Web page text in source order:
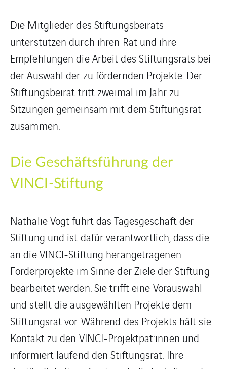
Die Mitglieder des Stiftungsbeirats
unterstützen durch ihren Rat und ihre
Empfehlungen die Arbeit des Stiftungsrats bei
der Auswahl der zu fördernden Projekte. Der
Stiftungsbeirat tritt zweimal im Jahr zu
Sitzungen gemeinsam mit dem Stiftungsrat
zusammen.
Die Geschäftsführung der
VINCI-Stiftung
Nathalie Vogt führt das Tagesgeschäft der
Stiftung und ist dafür verantwortlich, dass die
an die VINCI-Stiftung herangetragenen
Förderprojekte im Sinne der Ziele der Stiftung
bearbeitet werden. Sie trifft eine Vorauswahl
und stellt die ausgewählten Projekte dem
Stiftungsrat vor. Während des Projekts hält sie
Kontakt zu den VINCI-Projektpat:innen und
informiert laufend den Stiftungsrat. Ihre